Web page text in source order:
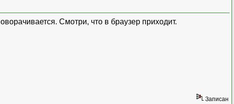
Смотри, что в браузер приходит.
Записан